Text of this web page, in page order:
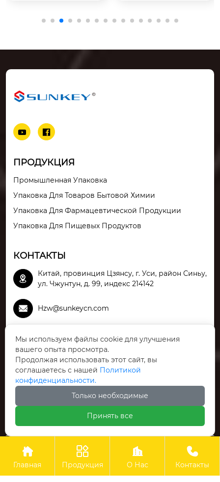
основная логика пр
рачных ...
гибкие промежуточ
 
ПРОДУКЦИЯ
Промышленная Упаковка
Упаковка Для Товаров Бытовой Химии
Упаковка Для Фармацевтической Продукции
Упаковка Для Пищевых Продуктов
КОНТАКТЫ

Китай, провинция Цзянсу, г. Уси, район Синьу,
ул. Чжунтун, д. 99, индекс 214142
 Hzw@sunkeycn.com
 +86-510-81810835

Links:
ООО Цзянсу Шэнькай Упаковочные Высокие Технологии

Главная

Продукция

О Нас

Контакты
Мы используем файлы cookie для улучшения
вашего опыта просмотра.
Продолжая использовать этот сайт, вы
соглашаетесь с нашей Политикой
конфиденциальности.
Только необходимые
Принять все